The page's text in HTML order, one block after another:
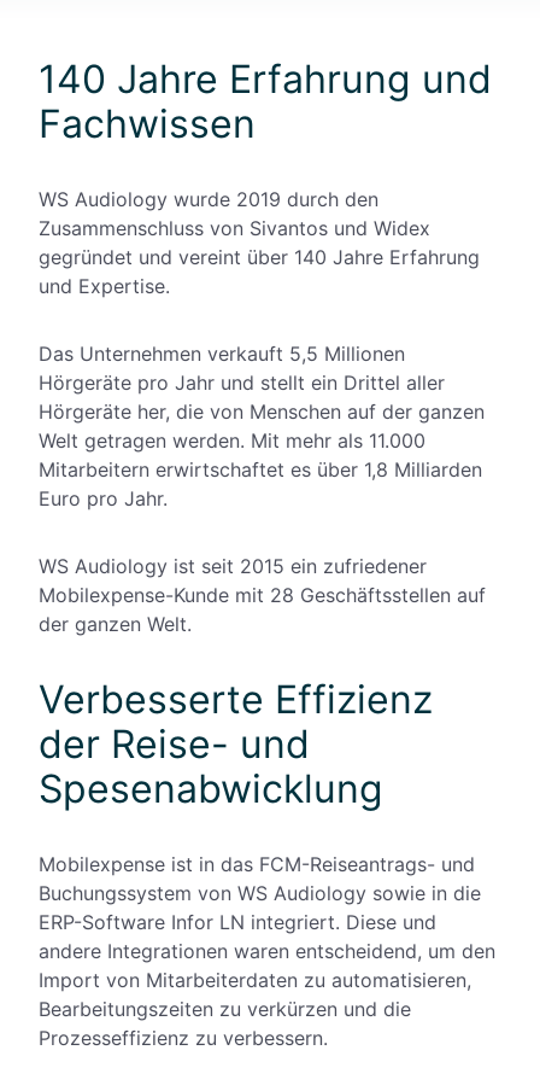
140 Jahre Erfahrung und
Fachwissen
WS Audiology wurde 2019 durch den
Zusammenschluss von Sivantos und Widex
gegründet und vereint über 140 Jahre Erfahrung
und Expertise.
Das Unternehmen verkauft 5,5 Millionen
Hörgeräte pro Jahr und stellt ein Drittel aller
Hörgeräte her, die von Menschen auf der ganzen
Welt getragen werden. Mit mehr als 11.000
Mitarbeitern erwirtschaftet es über 1,8 Milliarden
Euro pro Jahr.
WS Audiology ist seit 2015 ein zufriedener
Mobilexpense-Kunde mit 28 Geschäftsstellen auf
der ganzen Welt.
Verbesserte Effizienz
der Reise- und
Spesenabwicklung
Mobilexpense ist in das FCM-Reiseantrags- und
Buchungssystem von WS Audiology sowie in die
ERP-Software Infor LN integriert. Diese und
andere Integrationen waren entscheidend, um den
Import von Mitarbeiterdaten zu automatisieren,
Bearbeitungszeiten zu verkürzen und die
Prozesseffizienz zu verbessern.